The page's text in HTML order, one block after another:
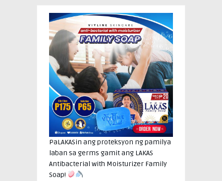
PaLAKASin ang proteksyon ng pamilya
laban sa germs gamit ang LAKAS
Antibacterial with Moisturizer Family
Soap!